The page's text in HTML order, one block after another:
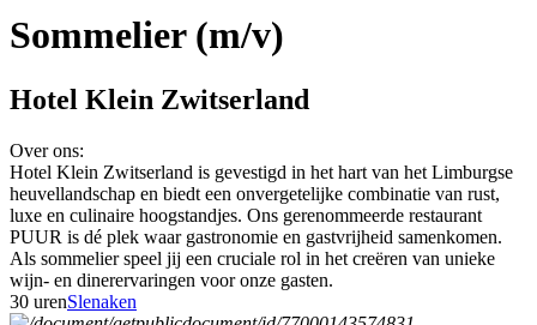
Sommelier (m/v)
Hotel Klein Zwitserland
Over ons:
Hotel Klein Zwitserland is gevestigd in het hart van het Limburgse
heuvellandschap en biedt een onvergetelijke combinatie van rust,
luxe en culinaire hoogstandjes. Ons gerenommeerde restaurant
PUUR is dé plek waar gastronomie en gastvrijheid samenkomen.
Als sommelier speel jij een cruciale rol in het creëren van unieke
wijn- en dinerervaringen voor onze gasten.
30 urenSlenaken